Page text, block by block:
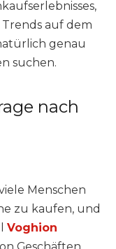
auf dem
genau
suchen.
nach
Menschen
zu kaufen, und
Voghion